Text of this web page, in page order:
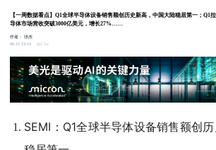
【一周数据看点】Q1全球半导体设备销售额创历史新高，中国大陆稳居第一；Q1
导体市场营收突破3000亿美元，增长27%……
作者：张杰
06-15 13:14
1.5w
SEMI：Q1全球半导体设备销售额创